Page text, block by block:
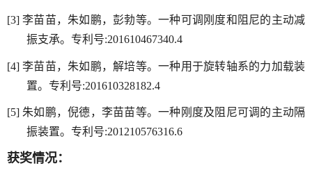
[3]李苗苗，朱如鹏，彭勃等。一种可调刚度和阻尼的主动减
振支承。专利号:201610467340.4
[4]李苗苗，朱如鹏，解培等。一种用于旋转轴系的力加载装
置。专利号:201610328182.4
[5] 朱如鹏，倪德，李苗苗等。一种刚度及阻尼可调的主动隔
振装置。专利号:201210576316.6
获奖情况：